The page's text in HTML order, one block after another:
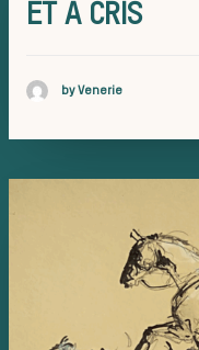
de
ET À CRIS
by Venerie